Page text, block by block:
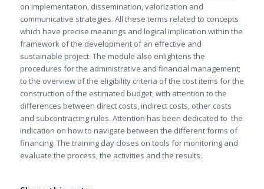
on implementation, dissemination, valorization and
communicative strategies. All these terms related to concepts
which have precise meanings and logical implication within the
framework of the development of an effective and
sustainable project. The module also enlightens the
procedures for the administrative and financial management;
to the overview of the eligibility criteria of the cost items for the
construction of the estimated budget, with attention to the
differences between direct costs, indirect costs, other costs
and subcontracting rules. Attention has been dedicated to the
indication on how to navigate between the different forms of
financing. The training day closes on tools for monitoring and
evaluate the process, the activities and the results.